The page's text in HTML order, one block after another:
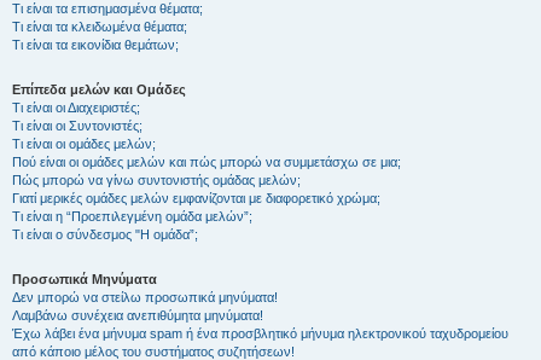
Τι είναι τα επισημασμένα θέματα;
Τι είναι τα κλειδωμένα θέματα;
Τι είναι τα εικονίδια θεμάτων;
Επίπεδα μελών και Ομάδες
Τι είναι οι Διαχειριστές;
Τι είναι οι Συντονιστές;
Τι είναι οι ομάδες μελών;
Πού είναι οι ομάδες μελών και πώς μπορώ να συμμετάσχω σε μια;
Πώς μπορώ να γίνω συντονιστής ομάδας μελών;
Γιατί μερικές ομάδες μελών εμφανίζονται με διαφορετικό χρώμα;
Τι είναι η “Προεπιλεγμένη ομάδα μελών”;
Τι είναι ο σύνδεσμος "Η ομάδα”;
Προσωπικά Μηνύματα
Δεν μπορώ να στείλω προσωπικά μηνύματα!
Λαμβάνω συνέχεια ανεπιθύμητα μηνύματα!
Έχω λάβει ένα μήνυμα spam ή ένα προσβλητικό μήνυμα ηλεκτρονικού ταχυδρομείου
από κάποιο μέλος του συστήματος συζητήσεων!